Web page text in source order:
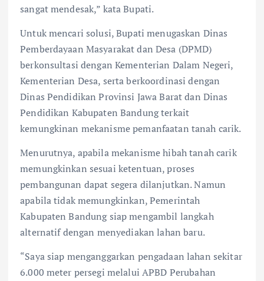
sangat mendesak,” kata Bupati.
Untuk mencari solusi, Bupati menugaskan Dinas
Pemberdayaan Masyarakat dan Desa (DPMD)
berkonsultasi dengan Kementerian Dalam Negeri,
Kementerian Desa, serta berkoordinasi dengan
Dinas Pendidikan Provinsi Jawa Barat dan Dinas
Pendidikan Kabupaten Bandung terkait
kemungkinan mekanisme pemanfaatan tanah carik.
Menurutnya, apabila mekanisme hibah tanah carik
memungkinkan sesuai ketentuan, proses
pembangunan dapat segera dilanjutkan. Namun
apabila tidak memungkinkan, Pemerintah
Kabupaten Bandung siap mengambil langkah
alternatif dengan menyediakan lahan baru.
“Saya siap menganggarkan pengadaan lahan sekitar
6.000 meter persegi melalui APBD Perubahan